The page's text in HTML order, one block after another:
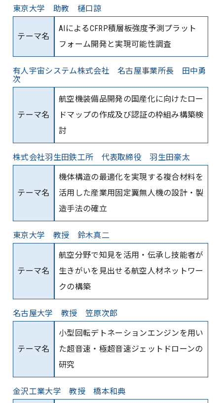
東京大学 助教 樋口諒
テーマ名
AIによるCFRP積層板強度予測プラット
フォーム開発と実現可能性調査
有人宇宙システム株式会社 名古屋事業所長 田中勇
次
テーマ名
航空機装備品開発の国産化に向けたロー
ドマップの作成及び認証の枠組み構築検
討
株式会社羽生田鉄工所 代表取締役 羽生田豪太
テーマ名
機体構造の最適化を実現する複合材料を
活用した産業用固定翼無人機の設計・製
造手法の確立
東京大学 教授 鈴木真二
テーマ名
航空分野で知見を活用・伝承し技能者が
生きがいを見出せる航空人材ネットワー
クの構築
名古屋大学 教授 笠原次郎
テーマ名
小型回転デトネーションエンジンを用い
た超音速・極超音速ジェットドローンの
研究
金沢工業大学 教授 橋本和典